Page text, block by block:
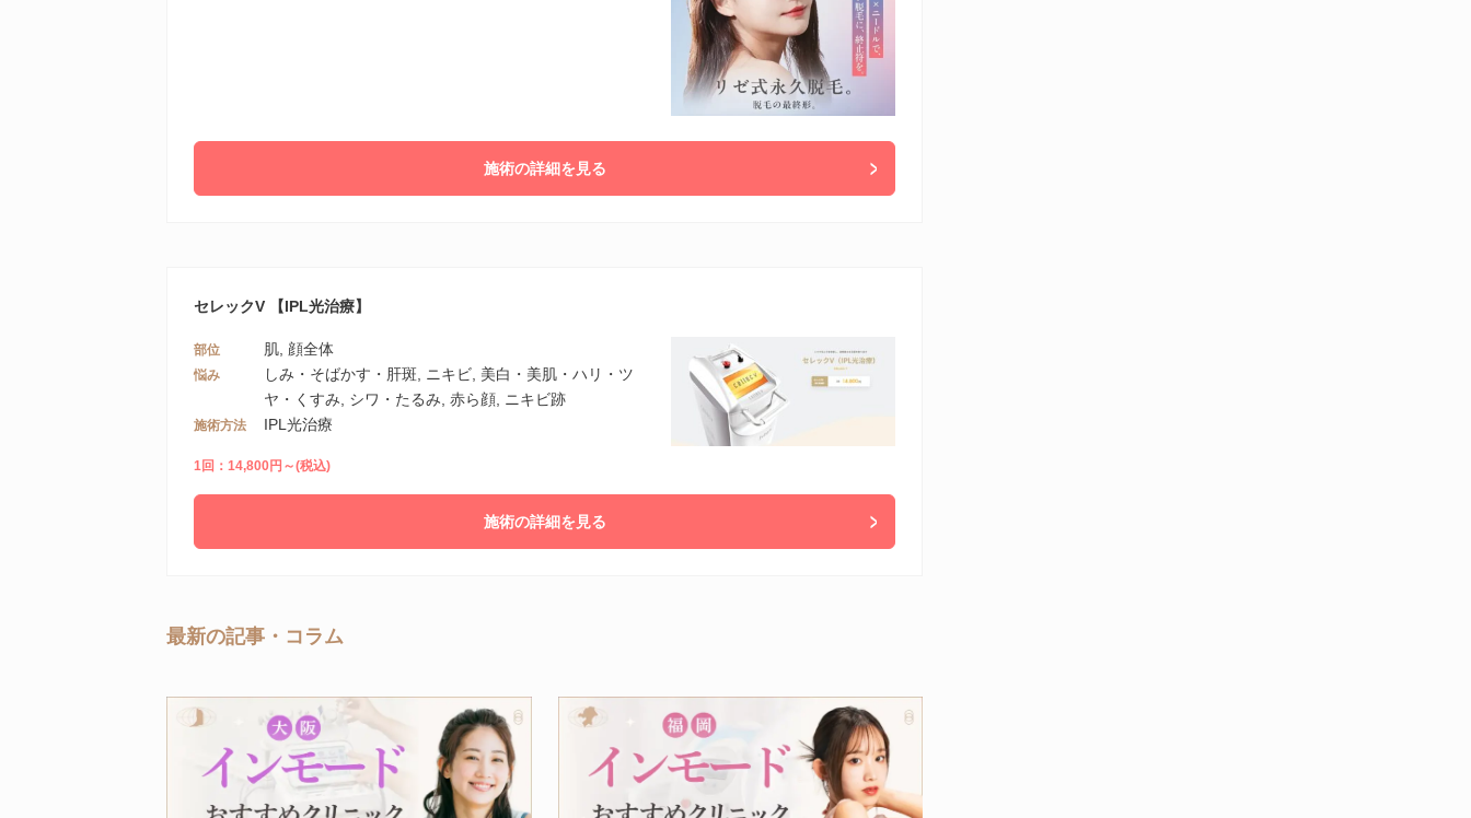
施術の詳細を見る
セレックV 【IPL光治療】
部位 肌, 顔全体
悩み
しみ・そばかす・肝斑, ニキビ, 美白・美肌・ハリ・ツ
ヤ・くすみ, シワ・たるみ, 赤ら顔, ニキビ跡
施術方法 IPL光治療
1回：14,800円～(税込)
施術の詳細を見る
最新の記事・コラム